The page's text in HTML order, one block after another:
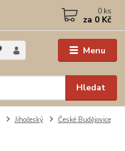
Menu
Hledat
0 ks
za 0 Kč
Jihočeský
České Budějovice